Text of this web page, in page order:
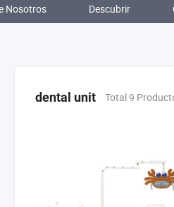
Nosotros Descubrir
dental unit Total 9